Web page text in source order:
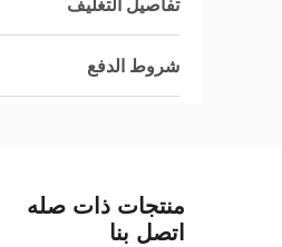
تفاصيل التغليف
شروط الدفع
منتجات ذات صله
اتصل بنا